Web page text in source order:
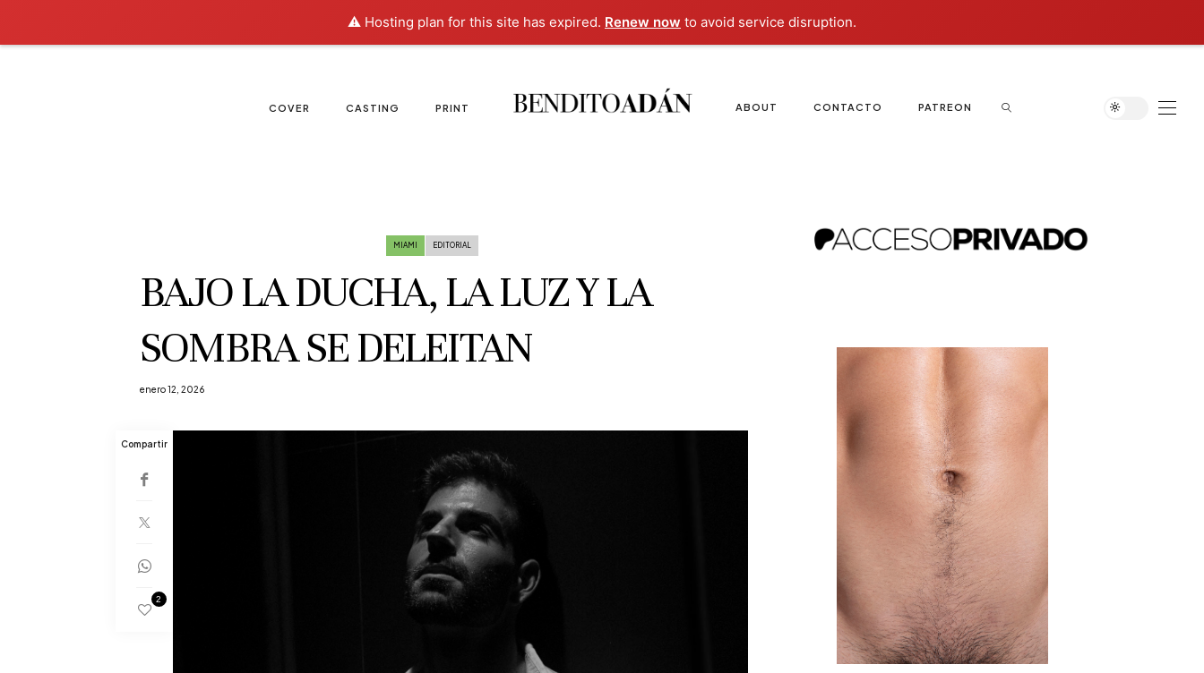
⚠️ Hosting plan for this site has expired. Renew now to avoid service disruption.
COVER CASTING PRINT ABOUT CONTACTO PATREON
MIAMI EDITORIAL
BAJO LA DUCHA, LA LUZ Y LA
SOMBRA SE DELEITAN
enero 12, 2026
Compartir
2